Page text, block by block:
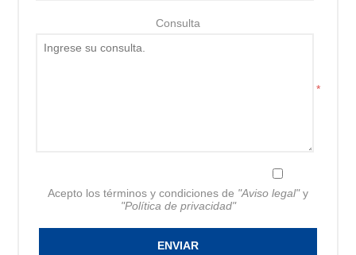
Consulta
*
Acepto los términos y condiciones de "Aviso legal"y
"Política de privacidad"
ENVIAR